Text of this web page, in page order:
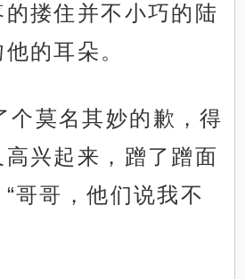
搂住并不小巧的陆
的耳朵。
个莫名其妙的歉，得
兴起来，蹭了蹭面
哥哥，他们说我不